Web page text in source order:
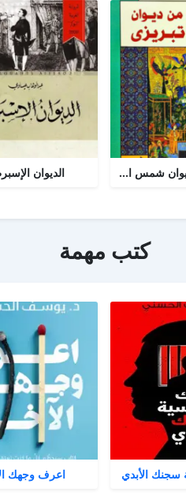
مختارات من ديوان شمس الدين تبريزي الديوان
كتب مهمة
سجنك الأبدي اعرف وجهك